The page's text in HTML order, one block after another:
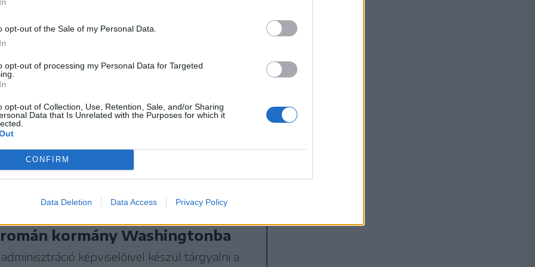
opt-out of the Sale of my Personal Data.
opt-out of processing my Personal Data for Targeted
opt-out of Collection, Use, Retention, Sale, and/or Sharing
Data that Is Unrelated with the Purposes for which it
CONFIRM
Data Deletion Data Access Privacy Policy
kell tennünk, ami a legjobb” – mondta
csütörtök este fontos
a Mar-a-Lagóban, ahol
jelen volt.
kormány Washingtonba
képviselőivel készül tárgyalni a